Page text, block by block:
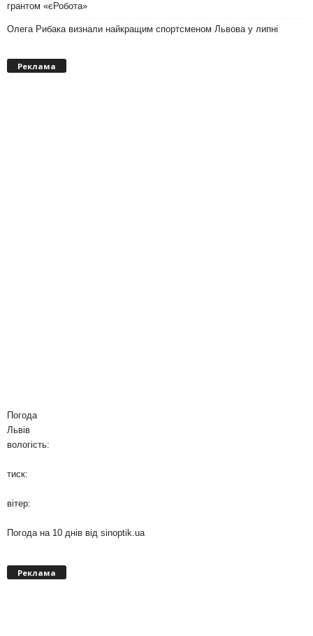
грантом «єРобота»
Олега Рибака визнали найкращим спортсменом Львова у липні
Реклама
Погода
Львів
вологість:
тиск:
вітер:
Погода на 10 днів від sinoptik.ua
Реклама